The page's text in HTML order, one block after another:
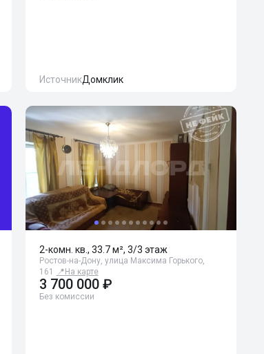
ИсточникДомклик
2-комн. кв., 33.7 м², 3/3 этаж
Ростов-на-Дону, улица Максима Горького,
161
📍 На карте
3 700 000 ₽
Без комиссии